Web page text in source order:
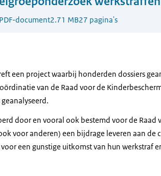
PDF-document2.71 MB27 pagina's
een project waarbij honderden dossiers
van de Raad voor de
door en vooral ook bestemd voor de
voor anderen) een bijdrage leveren aan de
een gunstige uitkomst van hun werkstraf